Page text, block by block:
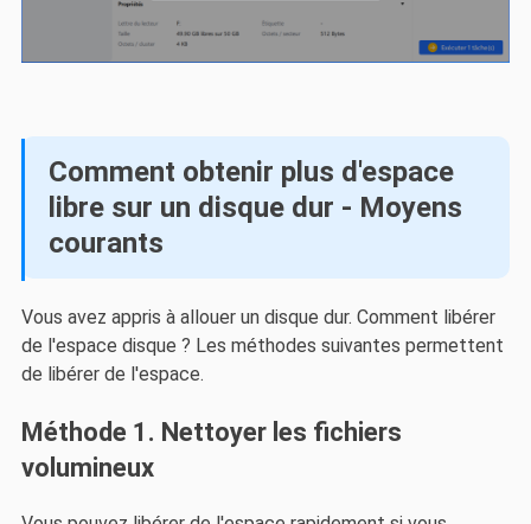
Comment obtenir plus d'espace
libre sur un disque dur - Moyens
courants
Vous avez appris à allouer un disque dur. Comment libérer
de l'espace disque ? Les méthodes suivantes permettent
de libérer de l'espace.
Méthode 1. Nettoyer les fichiers
volumineux